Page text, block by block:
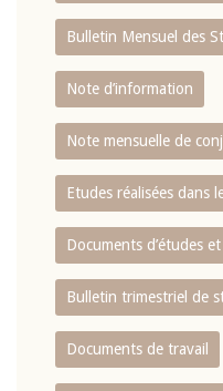
Bulletin Mensuel des
Note d’information
Note mensuelle de
Etudes réalisées dans
Documents d’études
Bulletin trimestriel de
Documents de travail